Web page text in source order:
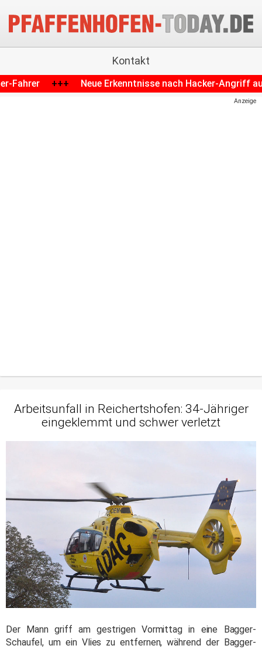
Kontakt
nach Hacker-Angriff auf Krankenhaus in
Anzeige
Arbeitsunfall in Reichertshofen: 34-Jähriger
eingeklemmt und schwer verletzt
Der Mann griff am gestrigen Vormittag in eine Bagger-
Schaufel, um ein Vlies zu entfernen, während der Bagger-